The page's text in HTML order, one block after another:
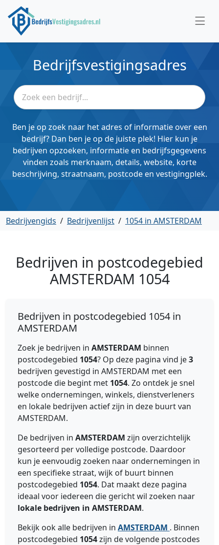
Bedrijfsvestigingsadres
Ben je op zoek naar het adres of informatie over een
bedrijf? Dan ben je op de juiste plek! Hier kun je
bedrijven opzoeken, informatie en bedrijfsgegevens
vinden zoals merknaam, details, website, korte
beschrijving, straatnaam, postcode en vestigingplek.
Bedrijvengids / Bedrijvenlijst / 1054 in AMSTERDAM
Bedrijven in postcodegebied
AMSTERDAM 1054
Bedrijven in postcodegebied 1054 in
AMSTERDAM
Zoek je bedrijven in AMSTERDAM binnen
postcodegebied 1054? Op deze pagina vind je3
bedrijven gevestigd in AMSTERDAM met een
postcode die begint met 1054. Zo ontdek je snel
welke ondernemingen, winkels, dienstverleners
en lokale bedrijven actief zijn in deze buurt van
AMSTERDAM.
De bedrijven in AMSTERDAM zijn overzichtelijk
gesorteerd per volledige postcode. Daardoor
kun je eenvoudig zoeken naar ondernemingen in
een specifieke straat, wijk of buurt binnen
postcodegebied 1054. Dat maakt deze pagina
ideaal voor iedereen die gericht wil zoeken naar
lokale bedrijven in AMSTERDAM.
Bekijk ook alle bedrijven in AMSTERDAM . Binnen
postcodegebied 1054zijn de volgende postcodes